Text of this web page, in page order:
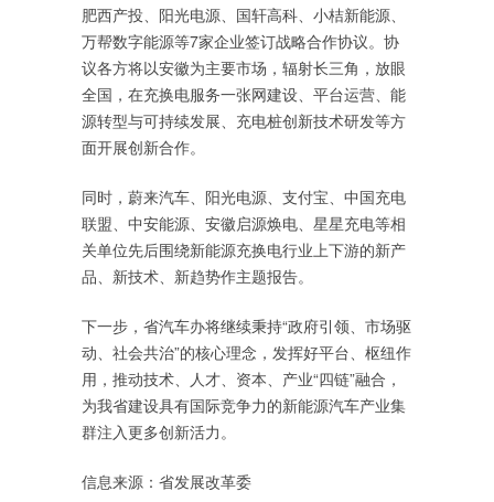
肥西产投、阳光电源、国轩高科、小桔新能源、
万帮数字能源等7家企业签订战略合作协议。协
议各方将以安徽为主要市场，辐射长三角，放眼
全国，在充换电服务一张网建设、平台运营、能
源转型与可持续发展、充电桩创新技术研发等方
面开展创新合作。
同时，蔚来汽车、阳光电源、支付宝、中国充电
联盟、中安能源、安徽启源焕电、星星充电等相
关单位先后围绕新能源充换电行业上下游的新产
品、新技术、新趋势作主题报告。
下一步，省汽车办将继续秉持“政府引领、市场驱
动、社会共治”的核心理念，发挥好平台、枢纽作
用，推动技术、人才、资本、产业“四链”融合，
为我省建设具有国际竞争力的新能源汽车产业集
群注入更多创新活力。
信息来源：省发展改革委